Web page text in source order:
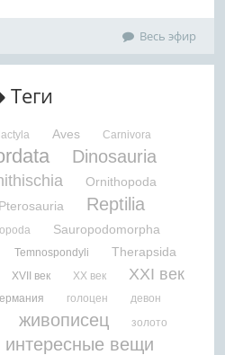
Весь эфир
Теги
Aves
Carnivora
Dinosauria
Ornithopoda
Pterosauria Reptilia
Sauropodomorpha
Temnospondyli Therapsida
XVII век XX век XXI век
голоцен
девон
живописец золото
интересные вещи